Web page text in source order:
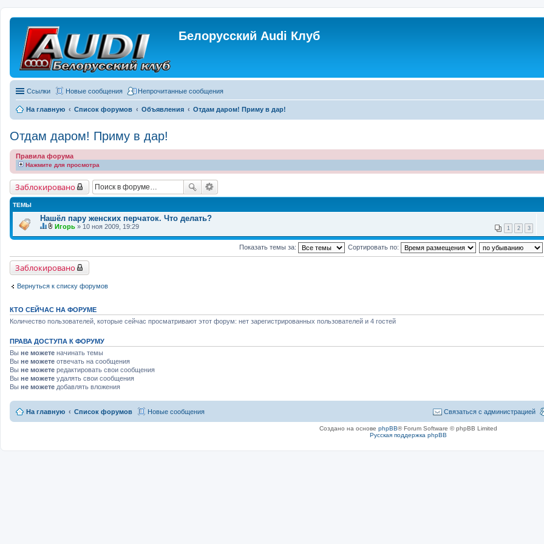
Белорусский Audi Клуб
Ссылки Новые сообщения Непрочитанные сообщения
На главную Список форумов Объявления Отдам даром! Приму в дар!
Отдам даром! Приму в дар!
Правила форума
Нажмите для просмотра
Заблокировано
ТЕМЫ
Нашёл пару женских перчаток. Что делать?
1 2 3
а
а
я
т
е
м
о
д
ж
и
т
о
п
р
о
.
л
е
н
и
я
Игорь » 10 ноя 2009, 19:29
Показать темы за: Сортировать по:
Заблокировано
Вернуться к списку форумов
КТО СЕЙЧАС НА ФОРУМЕ
Количество пользователей, которые сейчас просматривают этот форум: нет зарегистрированных пользователей и 4 гостей
ПРАВА ДОСТУПА К ФОРУМУ
Вы не можете начинать темы
Вы не можете отвечать на сообщения
Вы не можете редактировать свои сообщения
Вы не можете удалять свои сообщения
Вы не можете добавлять вложения
На главную Список форумов Новые сообщения Связаться с администрацией
Создано на основе phpBB® Forum Software © phpBB Limited
Русская поддержка phpBB